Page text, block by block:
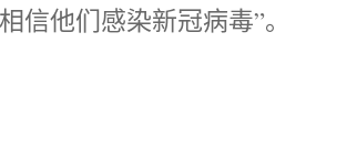
信他们感染新冠病毒”。